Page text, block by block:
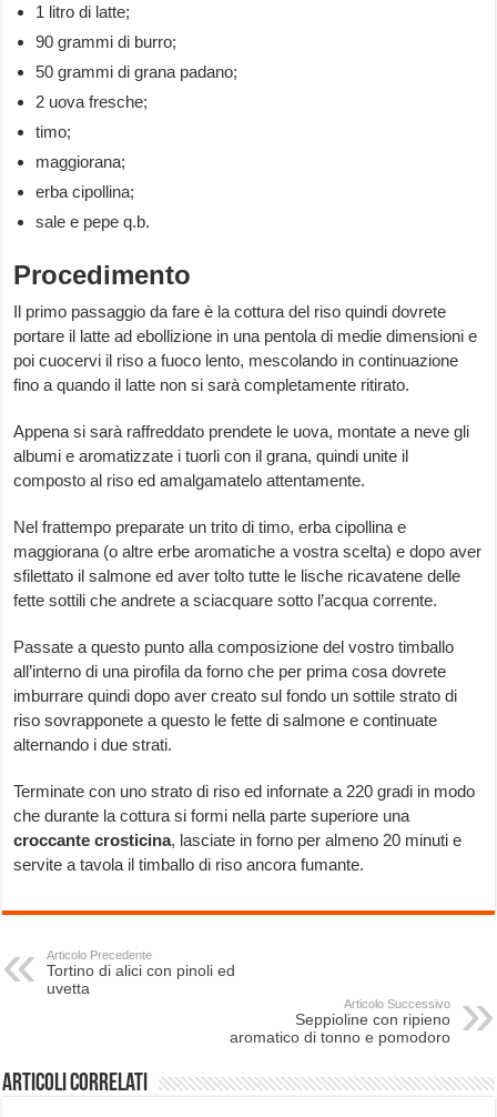
1 litro di latte;
90 grammi di burro;
50 grammi di grana padano;
2 uova fresche;
timo;
maggiorana;
erba cipollina;
sale e pepe q.b.
Procedimento
Il primo passaggio da fare è la cottura del riso quindi dovrete
portare il latte ad ebollizione in una pentola di medie dimensioni e
poi cuocervi il riso a fuoco lento, mescolando in continuazione
fino a quando il latte non si sarà completamente ritirato.
Appena si sarà raffreddato prendete le uova, montate a neve gli
albumi e aromatizzate i tuorli con il grana, quindi unite il
composto al riso ed amalgamatelo attentamente.
Nel frattempo preparate un trito di timo, erba cipollina e
maggiorana (o altre erbe aromatiche a vostra scelta) e dopo aver
sfilettato il salmone ed aver tolto tutte le lische ricavatene delle
fette sottili che andrete a sciacquare sotto l’acqua corrente.
Passate a questo punto alla composizione del vostro timballo
all’interno di una pirofila da forno che per prima cosa dovrete
imburrare quindi dopo aver creato sul fondo un sottile strato di
riso sovrapponete a questo le fette di salmone e continuate
alternando i due strati.
Terminate con uno strato di riso ed infornate a 220 gradi in modo
che durante la cottura si formi nella parte superiore una
croccante crosticina, lasciate in forno per almeno 20 minuti e
servite a tavola il timballo di riso ancora fumante.
Articolo Precedente
Tortino di alici con pinoli ed
uvetta
Articolo Successivo
Seppioline con ripieno
aromatico di tonno e pomodoro
Articoli correlati